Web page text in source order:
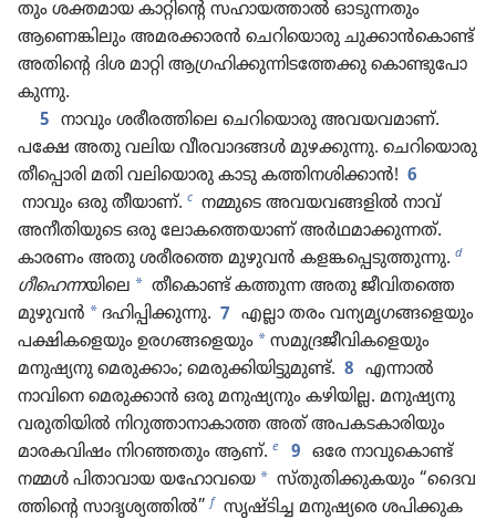
തും ശക്തമായ കാറ്റിന്റെ സഹായ​ത്താൽ ഓടു​ന്ന​തും
ആണെങ്കി​ലും അമരക്കാ​രൻ ചെറിയൊ​രു ചുക്കാൻകൊ​ണ്ട്‌
അതിന്റെ ദിശ മാറ്റി ആഗ്രഹി​ക്കു​ന്നി​ടത്തേക്കു കൊണ്ടുപോ​
കു​ന്നു.
5 നാവും ശരീര​ത്തി​ലെ ചെറിയൊ​രു അവയവ​മാണ്‌.
പക്ഷേ അതു വലിയ വീരവാ​ദങ്ങൾ മുഴക്കു​ന്നു. ചെറിയൊ​രു
തീപ്പൊ​രി മതി വലി​യൊ​രു കാടു കത്തിന​ശി​ക്കാൻ! 6
നാവും ഒരു തീയാണ്‌. c നമ്മുടെ അവയവ​ങ്ങ​ളിൽ നാവ്‌
അനീതി​യു​ടെ ഒരു ലോകത്തെ​യാണ്‌ അർഥമാ​ക്കു​ന്നത്‌.
കാരണം അതു ശരീരത്തെ മുഴുവൻ കളങ്ക​പ്പെ​ടു​ത്തു​ന്നു. d
ഗീഹെന്നയിലെ * തീകൊ​ണ്ട്‌ കത്തുന്ന അതു ജീവി​തത്തെ
മുഴുവൻ * ദഹിപ്പി​ക്കു​ന്നു. 7 എല്ലാ തരം വന്യമൃ​ഗ​ങ്ങളെ​യും
പക്ഷികളെ​യും ഉരഗങ്ങളെയും * സമു​ദ്ര​ജീ​വി​കളെ​യും
മനുഷ്യ​നു മെരു​ക്കാം; മെരു​ക്കി​യി​ട്ടു​മുണ്ട്‌. 8 എന്നാൽ
നാവിനെ മെരു​ക്കാൻ ഒരു മനുഷ്യ​നും കഴിയില്ല. മനുഷ്യ​നു
വരുതി​യിൽ നിറു​ത്താ​നാ​കാത്ത അത്‌ അപകട​കാ​രി​യും
മാരക​വി​ഷം നിറഞ്ഞ​തും ആണ്‌. e 9 ഒരേ നാവു​കൊ​ണ്ട്‌
നമ്മൾ പിതാ​വായ യഹോവയെ * സ്‌തു​തി​ക്കു​ക​യും “ദൈവ​
ത്തി​ന്റെ സാദൃ​ശ്യ​ത്തിൽ” f സൃഷ്ടിച്ച മനുഷ്യ​രെ ശപിക്കു​ക​